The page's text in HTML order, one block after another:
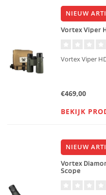
NIEUW
Vortex Viper
Vortex Viper
€469,00
BEKIJK
NIEUW
Vortex
Scope